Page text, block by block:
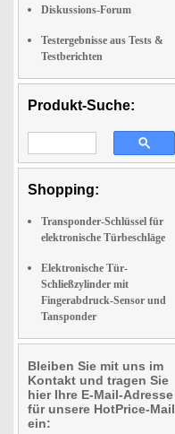
Diskussions-Forum
Testergebnisse aus Tests &
Testberichten
Produkt-Suche:
Shopping:
Transponder-Schlüssel für
elektronische Türbeschläge
Elektronische Tür-
Schließzylinder mit
Fingerabdruck-Sensor und
Tansponder
Bleiben Sie mit uns im
Kontakt und tragen Sie
hier Ihre E-Mail-Adresse
für unsere HotPrice-Mail
ein: